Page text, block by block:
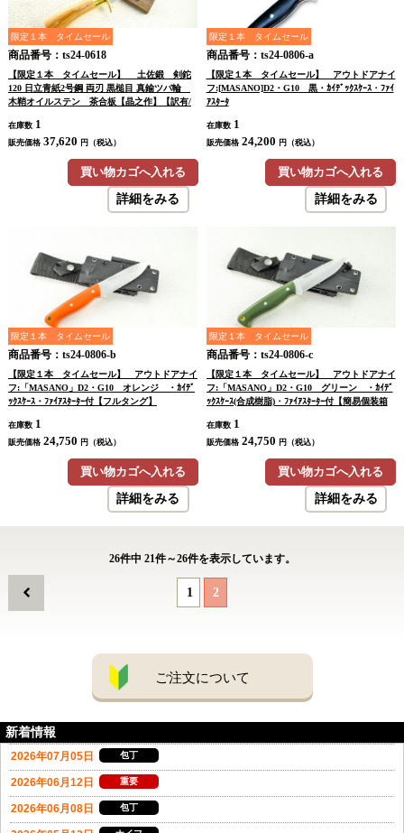
限定１本 タイムセール
商品番号：ts24-0618
【限定１本 タイムセール】 土佐鍛 剣鉈
120 日立青紙2号鋼 両刃 黒槌目 真鍮ツバ輪
木鞘オイルステン 茶合板【晶之作】【訳有/
ン：承諾の上注文】
在庫数 1
販売価格 37,620 円（税込）
買い物カゴへ入れる
詳細をみる
限定１本 タイムセール
商品番号：ts24-0806-a
【限定１本 タイムセール】 アウトドアナイ
フ:[MASANO]D2・G10 黒・ｶｲﾃﾞｯｸｽｹｰｽ・ﾌｧｲ
ｱｽﾀｰﾀ
在庫数 1
販売価格 24,200 円（税込）
買い物カゴへ入れる
詳細をみる
限定１本 タイムセール
商品番号：ts24-0806-b
【限定１本 タイムセール】 アウトドアナイ
フ:「MASANO」D2・G10 オレンジ ・ｶｲﾃﾞ
ｯｸｽｹｰｽ・ﾌｧｲｱｽﾀｰﾀｰ付【フルタング】
在庫数 1
販売価格 24,750 円（税込）
買い物カゴへ入れる
詳細をみる
限定１本 タイムセール
商品番号：ts24-0806-c
【限定１本 タイムセール】 アウトドアナイ
フ:「MASANO」D2・G10 グリーン ・ｶｲﾃﾞ
ｯｸｽｹｰｽ(合成樹脂)・ﾌｧｲｱｽﾀｰﾀｰ付【簡易個装箱
在庫数 1
販売価格 24,750 円（税込）
買い物カゴへ入れる
詳細をみる
26件中 21件～26件を表示しています。
1 2
ご注文について
新着情報